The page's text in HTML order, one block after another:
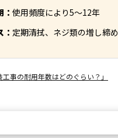
使用頻度により5～12年
定期清拭、ネジ類の増し締め
事の耐用年数はどのぐらい？」